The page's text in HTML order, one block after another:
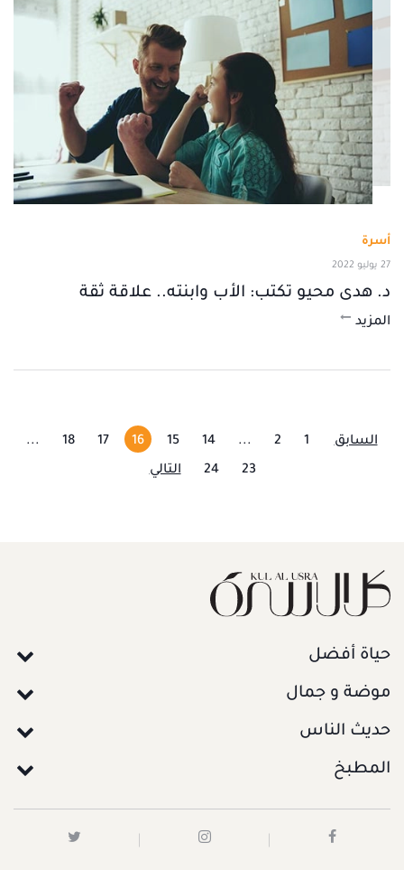
أسرة
27 يوليو 2022
د. هدى محيو تكتب: الأب وابنته.. علاقة ثقة
المزيد
السابق 1
2
...
14
15
16
17
18
...
23
24 التالي
حياة أفضل
موضة و جمال
حديث الناس
المطبخ